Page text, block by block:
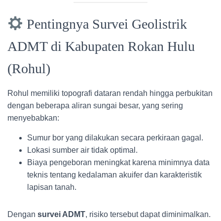
Pentingnya Survei Geolistrik
ADMT di Kabupaten Rokan Hulu
(Rohul)
Rohul memiliki topografi dataran rendah hingga perbukitan
dengan beberapa aliran sungai besar, yang sering
menyebabkan:
Sumur bor yang dilakukan secara perkiraan gagal.
Lokasi sumber air tidak optimal.
Biaya pengeboran meningkat karena minimnya data
teknis tentang kedalaman akuifer dan karakteristik
lapisan tanah.
Dengan survei ADMT, risiko tersebut dapat diminimalkan.